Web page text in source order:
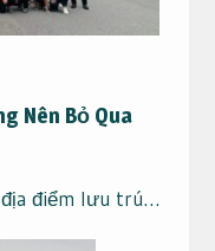
Nên Bỏ Qua
địa điểm lưu trú…